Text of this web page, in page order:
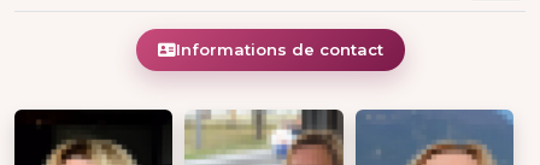
Informations de contact